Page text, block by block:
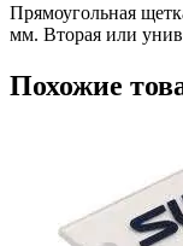
Прямоугольная
мм. Вторая или
Похожие